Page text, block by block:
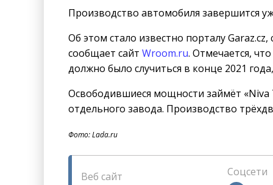
Производство автомобиля завершится
Об этом стало известно порталу
сообщает сайт Wroom.ru. Отмечается,
должно было случиться в конце 2021
Освободившиеся мощности займёт «Niva
отдельного завода. Производство
Фото: Lada.ru
Веб сайт
Соцсети